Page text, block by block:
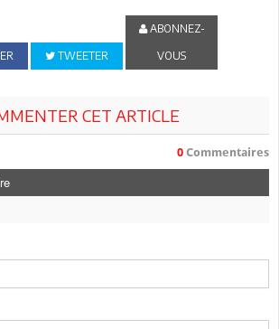
TWEETER
ABONNEZ-
VOUS
CET ARTICLE
0 Commentaires